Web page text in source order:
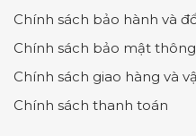
Chính sách bảo hành và
Chính sách bảo mật
Chính sách giao hàng và
Chính sách thanh toán